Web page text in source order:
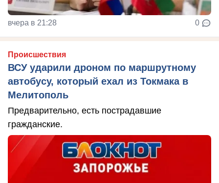
вчера в 21:28 0
Происшествия
ВСУ ударили дроном по маршрутному
автобусу, который ехал из Токмака в
Мелитополь
Предварительно, есть пострадавшие
гражданские.